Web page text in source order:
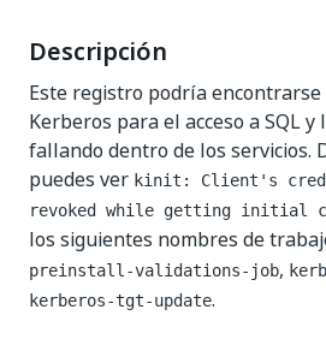
Descripción
Este registro podría
Kerberos para el acceso a SQL y
fallando dentro de los servicios.
puedes ver kinit: Client's
revoked while getting initial
los siguientes nombres de
preinstall-validations-job,
kerberos-tgt-update.